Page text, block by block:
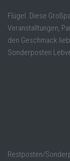
Flügel. Diese
Veranstalltungen,
den Geschmack
Sonderposten
Restposten/